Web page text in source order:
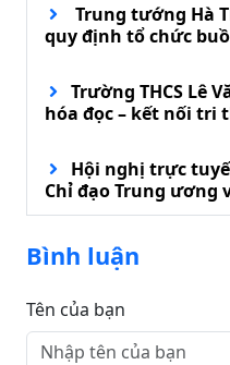
Trung tướng Hà
quy định tổ chức
Trường THCS Lê
hóa đọc – kết nối tri
Hội nghị trực
Chỉ đạo Trung ương
phát triển thị
Bình luận
Tên của bạn